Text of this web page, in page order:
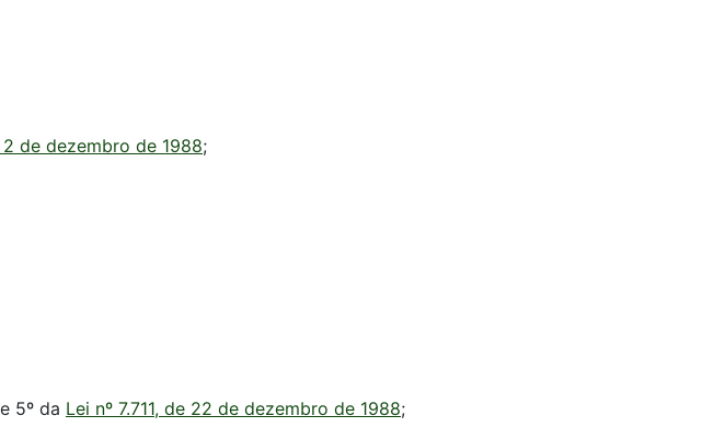
2 de dezembro de 1988;
5º da Lei nº 7.711, de 22 de dezembro de 1988;